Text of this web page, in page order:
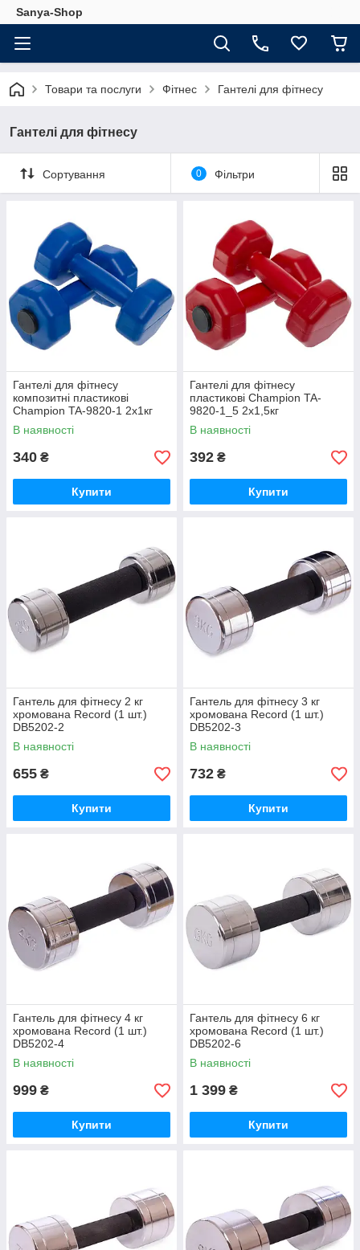
Sanya-Shop
Товари та послуги Фітнес Гантелі для фітнесу
Гантелі для фітнесу
Сортування 0 Фільтри
Гантелі для фітнесу
композитні пластикові
Champion TA-9820-1 2х1кг
В наявності
340 ₴
Купити
Гантелі для фітнесу
пластикові Champion TA-
9820-1_5 2х1,5кг
В наявності
392 ₴
Купити
Гантель для фітнесу 2 кг
хромована Record (1 шт.)
DB5202-2
В наявності
655 ₴
Купити
Гантель для фітнесу 3 кг
хромована Record (1 шт.)
DB5202-3
В наявності
732 ₴
Купити
Гантель для фітнесу 4 кг
хромована Record (1 шт.)
DB5202-4
В наявності
999 ₴
Купити
Гантель для фітнесу 6 кг
хромована Record (1 шт.)
DB5202-6
В наявності
1 399 ₴
Купити